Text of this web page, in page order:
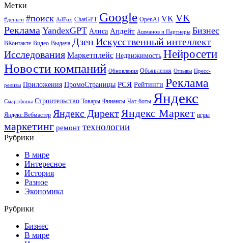
Метки
#деньги #поиск AdFox ChatGPT Google OpenAI VK VK
Реклама YandexGPT Алиса Апдейт Ашманов и Партнеры Бизнес
ВКонтакте Видео Выдача ДзенИскусственный интеллект
Исследования Маркетплейс Недвижимость Нейросети
Новости компаний Обновления Объявления Отзывы Пресс-
релизы Приложения ПромоСтраницы РСЯ Рейтинги Реклама
Смартфоны Строительство Товары Финансы Чат-боты Яндекс
Яндекс.Вебмастер Яндекс Директ Яндекс Маркет игры
маркетинг ремонт технологии
Рубрики
В мире
Интересное
История
Разное
Экономика
Рубрики
Бизнес
В мире